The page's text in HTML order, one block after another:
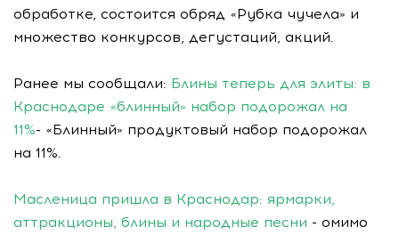
обработке, состоится обряд «Рубка чучела» и
множество конкурсов, дегустаций, акций.
Ранее мы сообщали: Блины теперь для элиты: в
Краснодаре «блинный» набор подорожал на
11%- «Блинный» продуктовый набор подорожал
на 11%.
Масленица пришла в Краснодар: ярмарки,
аттракционы, блины и народные песни - омимо